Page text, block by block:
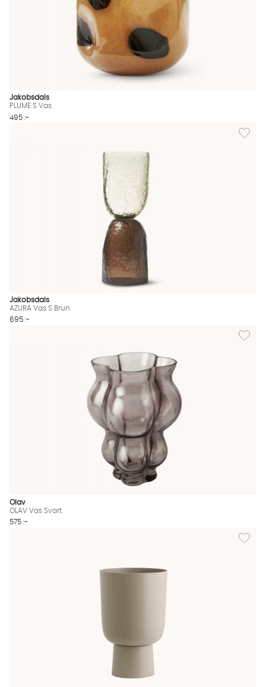
Jakobsdals
PLUME S Vas
495 :-
Lägg
Jakobsdals
AZURA Vas S Brun
695 :-
Lägg
Olav
OLAV Vas Svart
575 :-
Lägg